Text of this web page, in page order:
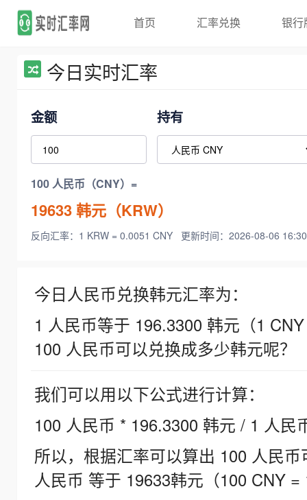
首页 汇率兑换 银行
今日实时汇率
金额 持有
100 人民币（CNY）=
19633韩元（KRW）
反向汇率：1 KRW = 0.0051 CNY 更新时间：2026-08-06
今日人民币兑换韩元汇率为：
1 人民币等于 196.3300 韩元（1
100 人民币可以兑换成多少韩元呢？
我们可以用以下公式进行计算：
100 人民币 * 196.3300 韩元 / 1 人民
所以，根据汇率可以算出 100 人民
人民币 等于 19633韩元（100 CNY =